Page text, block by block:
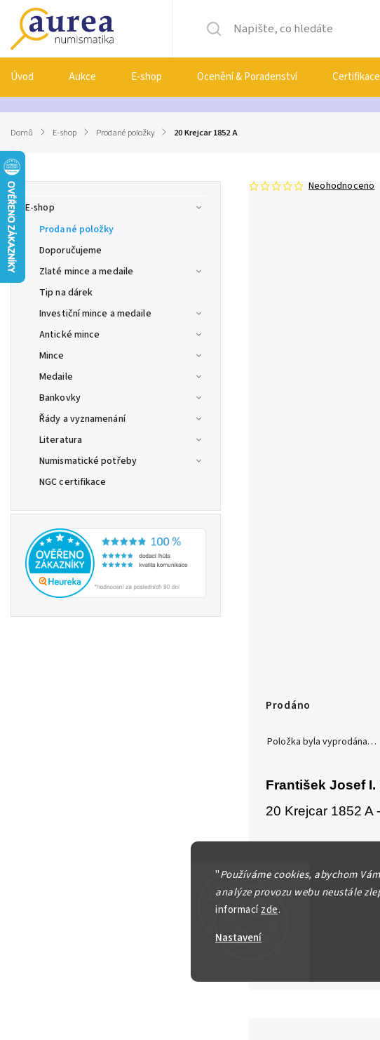
"Používáme cookies, abychom
analýze provozu webu neustále
informacízde.
Nastavení
Úvod Aukce E-shop Ocenění & Poradenství
Domů / E-shop / Prodané položky / 20 Krejcar 1852 A
E-shop
Prodané položky
Doporučujeme
Zlaté mince a medaile
Tip na dárek
Investiční mince a medaile
Antické mince
Mince
Medaile
Bankovky
Řády a vyznamenání
Literatura
Numismatické potřeby
NGC certifikace
Neohodnoceno
Prodáno
Položka byla vyprodána…
František Josef I.
20 Krejcar 1852 A